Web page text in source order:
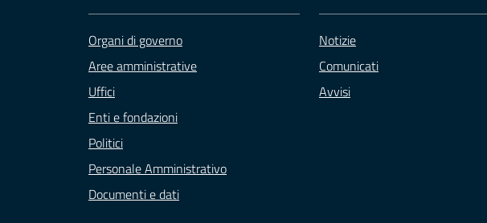
Organi di governo
Aree amministrative
Uffici
Enti e fondazioni
Politici
Personale Amministrativo
Documenti e dati
Notizie
Comunicati
Avvisi